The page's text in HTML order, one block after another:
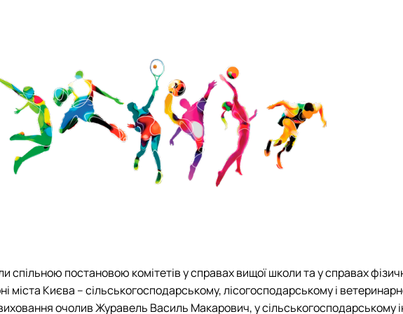
і спорт" (ОС"Магістр"…
спільною постановою комітетів у справах вищої школи та у справах
міста Києва – сільськогосподарському, лісогосподарському і
очолив Журавель Василь Макарович, у сільськогосподарському